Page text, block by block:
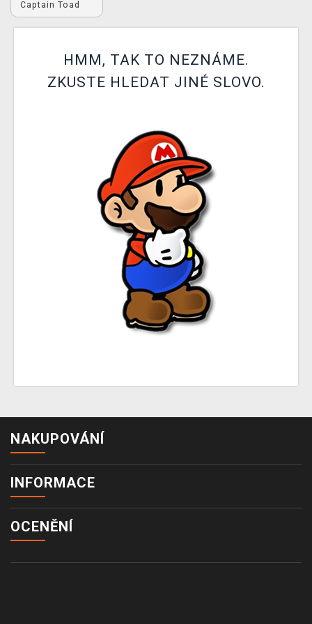
DOPRAVA
TCG & BOARDGAME HUB
Captain Toad
HMM, TAK TO NEZNÁME.
ZKUSTE HLEDAT JINÉ SLOVO.
NAKUPOVÁNÍ
INFORMACE
OCENĚNÍ